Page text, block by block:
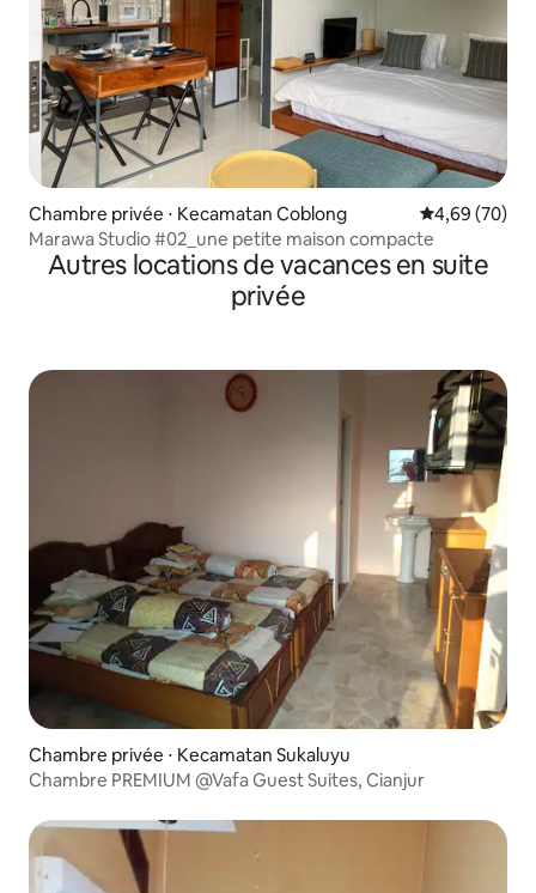
Chambre privée ⋅ Kecamatan Coblong Évaluation
4,69 (70)
Marawa Studio #02_une petite maison compacte
Autres locations de vacances en suite
privée
Chambre privée ⋅ Kecamatan Sukaluyu
Chambre PREMIUM @Vafa Guest Suites, Cianjur